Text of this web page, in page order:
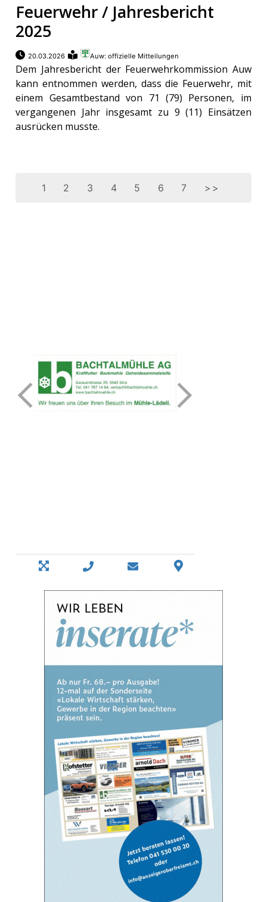
Feuerwehr / Jahresbericht
2025
20.03.2026 Auw: offizielle Mitteilungen
Dem Jahresbericht der Feuerwehrkommission Auw
kann entnommen werden, dass die Feuerwehr, mit
einem Gesamtbestand von 71 (79) Personen, im
vergangenen Jahr insgesamt zu 9 (11) Einsätzen
ausrücken musste.
1 2 3 4 5 6 7 >>